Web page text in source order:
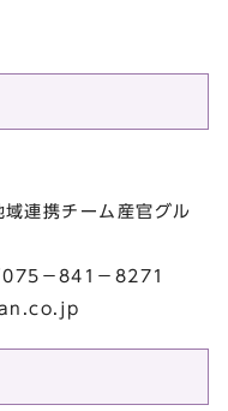
域連携チーム産官グル
－841－8271